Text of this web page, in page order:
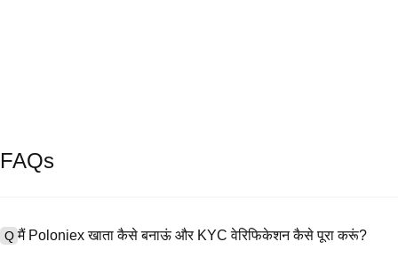
FAQs
Q मैं Poloniex खाता कैसे बनाऊं और KYC वेरिफिकेशन कैसे पूरा करूं?